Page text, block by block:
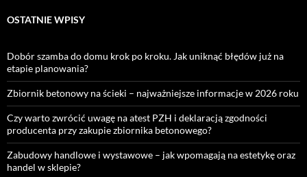
OSTATNIE WPISY
Dobór szamba do domu krok po kroku. Jak uniknąć błędów już na
etapie planowania?
Zbiornik betonowy na ścieki – najważniejsze informacje w 2026 roku
Czy warto zwrócić uwagę na atest PZH i deklaracją zgodności
producenta przy zakupie zbiornika betonowego?
Zabudowy handlowe i wystawowe – jak wpomagają na estetykę oraz
handel w sklepie?